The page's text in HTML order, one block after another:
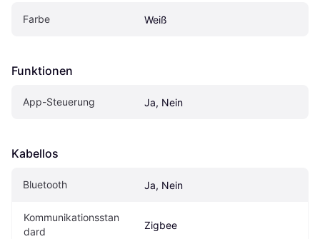
Farbe Weiß
Funktionen
App-Steuerung Ja, Nein
Kabellos
Bluetooth Ja, Nein
Kommunikationsstan
dard
Zigbee